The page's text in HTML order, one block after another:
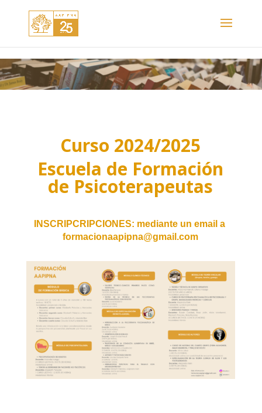
Curso 2024/2025
Escuela de Formación
de Psicoterapeutas
INSCRIPCRIPCIONES: mediante un email a
formacionaapipna@gmail.com